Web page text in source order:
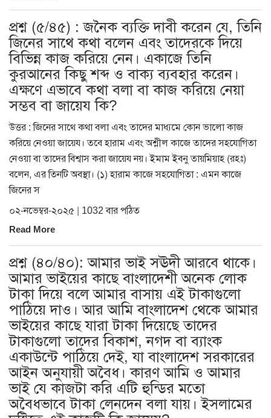
প্রশ্ন (৫/৪৫) : জনৈক ব্যক্তি দাবী করেন যে, তিনি
জিনের সাথে কথা বলেন এবং তাদেরকে দিয়ে
বিভিন্ন কাজ করিয়ে নেন। একাজে তিনি
কুরআনের কিছু শব্দ ও বাক্য ব্যবহার করেন।
এক্ষণে এভাবে কথা বলা বা কাজ করিয়ে নেয়া
সম্ভব বা জায়েয কি?
উত্তর : জিনের সাথে কথা বলা এবং তাদের মাধ্যমে কোন ভালো কাজ
করিয়ে নেওয়া জায়েয। তবে হারাম এবং অশ্লীল কাজে তাদের সহযোগিতা
নেওয়া বা তাদের বিশ্বাস করা জায়েয নয়। ইমাম ইবনু তায়মিয়াহ (রহঃ)
বলেন, এর তিনটি অবস্থা। (১) হারাম কাজে সহযোগিতা : এমন কাজে
জিনের স
০২-নভেম্বর-২০২৫ | 1032 বার পঠিত
Read More
প্রশ্ন (৪০/৪০): আমার ভাই সঊদী আরবে থাকে।
আমার ভাইয়ের কাছে বাংলাদেশী অনেক লোক
টাকা দিয়ে বলে আমার বাসায় এই টাকাগুলো
পাঠিয়ে দাও। আর আমি বাংলাদেশ থেকে আমার
ভাইয়ের কাছে যারা টাকা দিয়েছে তাদের
টাকাগুলো তাদের বিকাশ, নগদ বা ব্যাংক
একাউন্টে পাঠিয়ে দেই, যা বাংলাদেশ সরকারের
আইন অনুযায়ী অবৈধ। কারণ আমি ও আমার
ভাই যে কাজটা করি এটি হুন্ডির মতো
অবৈধভাবে টাকা লেনদেন বলা যায়। ইসলামের